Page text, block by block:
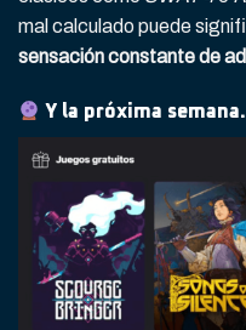
mal calculado puede
sensación constante de
Y la próxima